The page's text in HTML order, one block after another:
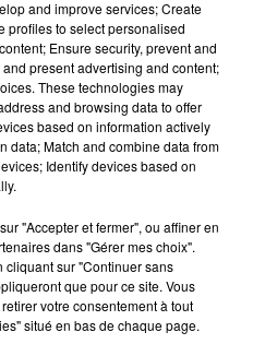
SOL annonce un nouvel
sa tournée mondiale
Amélie Lens dévoilent leur
tant attendue
and improve services; Create
profiles to select personalised
Ensure security, prevent and
present advertising and content;
These technologies may
and browsing data to offer
based on information actively
data; Match and combine data from
Identify devices based on
"Accepter et fermer", ou affiner en
dans "Gérer mes choix".
cliquant sur "Continuer sans
que pour ce site. Vous
votre consentement à tout
situé en bas de chaque page.